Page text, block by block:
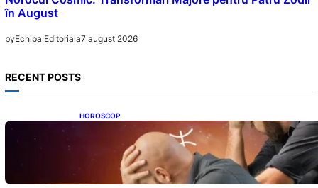
în August
byEchipa Editoriala7 august 2026
RECENT POSTS
HOROSCOP
Mituri și Realități: Ce Spun Astrologii Despre
Sufletele Bătrâne și Lunile de Naștere